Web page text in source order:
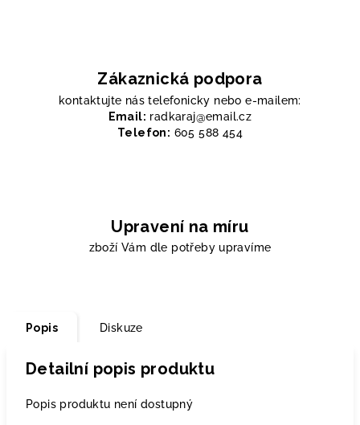
Zákaznická podpora
kontaktujte nás telefonicky nebo e-mailem:
Email: radkaraj@email.cz
Telefon: 605 588 454
Upravení na míru
zboží Vám dle potřeby upravíme
Popis Diskuze
Detailní popis produktu
Popis produktu není dostupný